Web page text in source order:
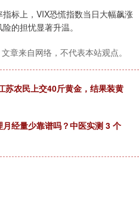
标上，VIX恐慌指数当日大幅飙涨
的担忧显著升温。
章来自网络，不代表本站观点。
苏农民上交40斤黄金，结果装黄
经量少靠谱吗？中医实测 3 个